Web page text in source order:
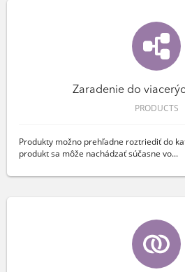
Zaradenie do
PRODUCTS
Produkty možno prehľadne roztriediť do
produkt sa môže nachádzať súčasne vo...